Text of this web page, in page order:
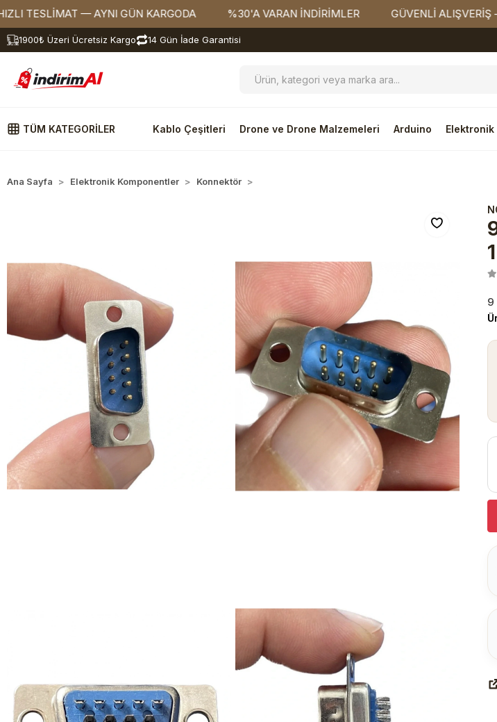
— AYNI GÜN KARGODA %30'A VARAN İNDİRİMLER GÜVENLİ ALIŞVERİŞ —
1900₺ Üzeri Ücretsiz Kargo 14 Gün İade Garantisi
TÜM KATEGORİLER Kablo Çeşitleri Drone ve Drone Malzemeleri Arduino
Ana Sayfa Elektronik Komponentler Konnektör
9